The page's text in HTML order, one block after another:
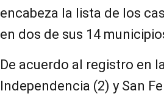
encabeza la lista de los
en dos de sus 14
De acuerdo al registro en
Independencia (2) y San